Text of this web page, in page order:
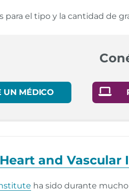
para el tipo y la cantidad de
UN MÉDICO
and Vascular
ha sido durante